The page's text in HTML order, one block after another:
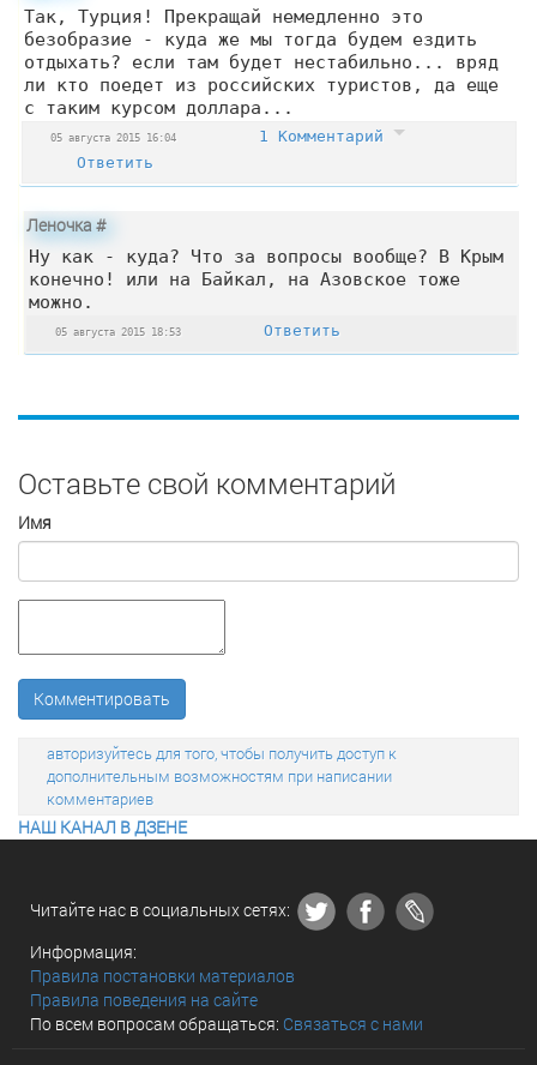
Так, Турция! Прекращай немедленно это
безобразие - куда же мы тогда будем ездить
отдыхать? если там будет нестабильно... вряд
ли кто поедет из российских туристов, да еще
с таким курсом доллара...
05 августа 2015 16:04
1 Комментарий
Ответить
Леночка#
Ну как - куда? Что за вопросы вообще? В Крым
конечно! или на Байкал, на Азовское тоже
можно.
05 августа 2015 18:53 Ответить
Оставьте свой комментарий
Имя
Комментировать
авторизуйтесь для того, чтобы получить доступ к
дополнительным возможностям при написании
комментариев
НАШ КАНАЛ В ДЗЕНЕ
Читайте нас в социальных сетях:
Информация:
Правила постановки материалов
Правила поведения на сайте
По всем вопросам обращаться: Связаться с нами